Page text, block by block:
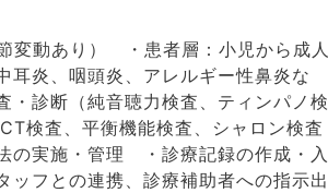
変動あり） ・患者層：小児から成人
炎、咽頭炎、アレルギー性鼻炎な
診断（純音聴力検査、ティンパノ検
検査、平衡機能検査、シャロン検査
の実施・管理 ・診療記録の作成・入
フとの連携、診療補助者への指示出